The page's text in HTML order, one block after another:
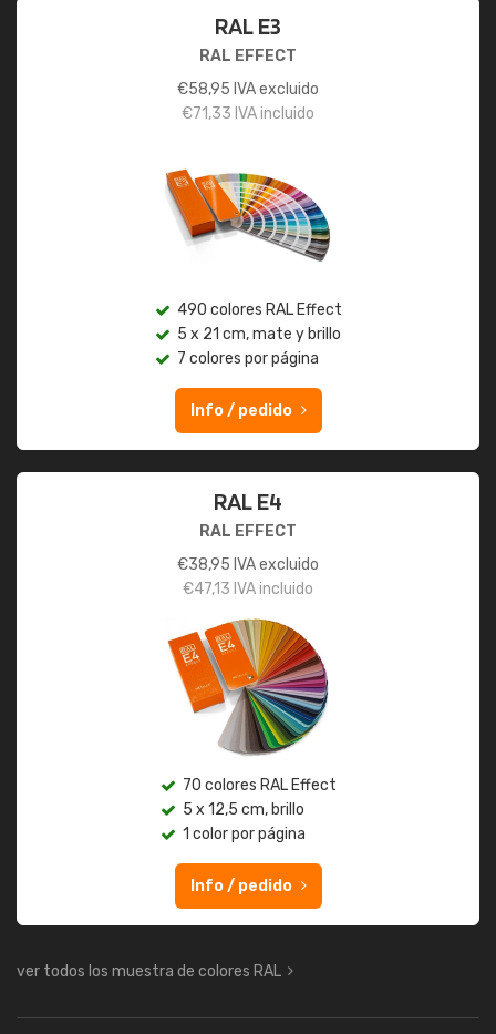
RAL E3
RAL EFFECT
€58,95 IVA excluido
€71,33 IVA incluido
490 colores RAL Effect
5 x 21 cm, mate y brillo
7 colores por página
Info / pedido
RAL E4
RAL EFFECT
€38,95 IVA excluido
€47,13 IVA incluido
70 colores RAL Effect
5 x 12,5 cm, brillo
1 color por página
Info / pedido
ver todos los muestra de colores RAL